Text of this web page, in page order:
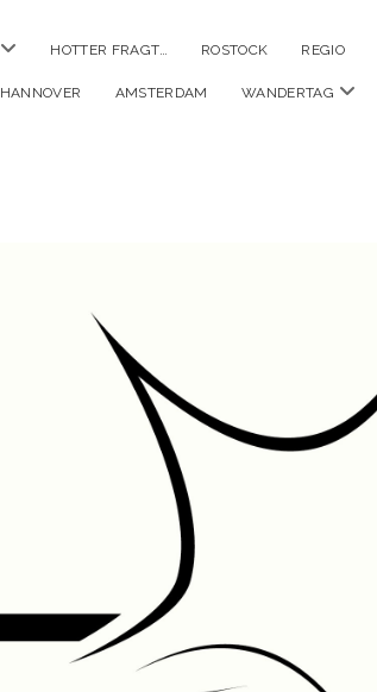
Menü
HOTTER FRAGT… ROSTOCK REGIO
HANNOVER AMSTERDAM WANDERTAG Menü